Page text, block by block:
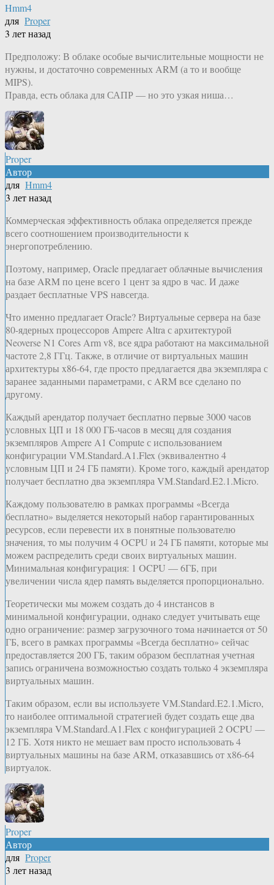
Hmm4
для Proper
3 лет назад
Предположу: В облаке особые вычислительные мощности не
нужны, и достаточно современных ARM (а то и вообще
MIPS).
Правда, есть облака для САПР — но это узкая ниша…
Proper
Автор
для Hmm4
3 лет назад
Коммерческая эффективность облака определяется прежде
всего соотношением производительности к
энергопотреблению.
Поэтому, например, Oracle предлагает облачные вычисления
на базе ARM по цене всего 1 цент за ядро в час. И даже
раздает бесплатные VPS навсегда.
Что именно предлагает Oracle? Виртуальные сервера на базе
80-ядерных процессоров Ampere Altra с архитектурой
Neoverse N1 Cores Arm v8, все ядра работают на максимальной
частоте 2,8 ГГц. Также, в отличие от виртуальных машин
архитектуры x86-64, где просто предлагается два экземпляра с
заранее заданными параметрами, с ARM все сделано по
другому.
Каждый арендатор получает бесплатно первые 3000 часов
условных ЦП и 18 000 ГБ-часов в месяц для создания
экземпляров Ampere A1 Compute с использованием
конфигурации VM.Standard.A1.Flex (эквивалентно 4
условным ЦП и 24 ГБ памяти). Кроме того, каждый арендатор
получает бесплатно два экземпляра VM.Standard.E2.1.Micro.
Каждому пользователю в рамках программы «Всегда
бесплатно» выделяется некоторый набор гарантированных
ресурсов, если перевести их в понятные пользователю
значения, то мы получим 4 OCPU и 24 ГБ памяти, которые мы
можем распределить среди своих виртуальных машин.
Минимальная конфигурация: 1 OCPU — 6ГБ, при
увеличении числа ядер память выделяется пропорционально.
Теоретически мы можем создать до 4 инстансов в
минимальной конфигурации, однако следует учитывать еще
одно ограничение: размер загрузочного тома начинается от 50
ГБ, всего в рамках программы «Всегда бесплатно» сейчас
предоставляется 200 ГБ, таким образом бесплатная учетная
запись ограничена возможностью создать только 4 экземпляра
виртуальных машин.
Таким образом, если вы используете VM.Standard.E2.1.Micro,
то наиболее оптимальной стратегией будет создать еще два
экземпляра VM.Standard.A1.Flex с конфигурацией 2 OCPU —
12 ГБ. Хотя никто не мешает вам просто использовать 4
виртуальных машины на базе ARM, отказавшись от x86-64
виртуалок.
Proper
Автор
для Proper
3 лет назад